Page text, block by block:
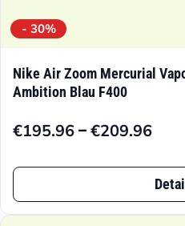
- 30%
Nike Air Zoom Mercurial
Ambition Blau F400
€195.96–€209.96
Preisspanne:
€209.96
Dieses
Produkt